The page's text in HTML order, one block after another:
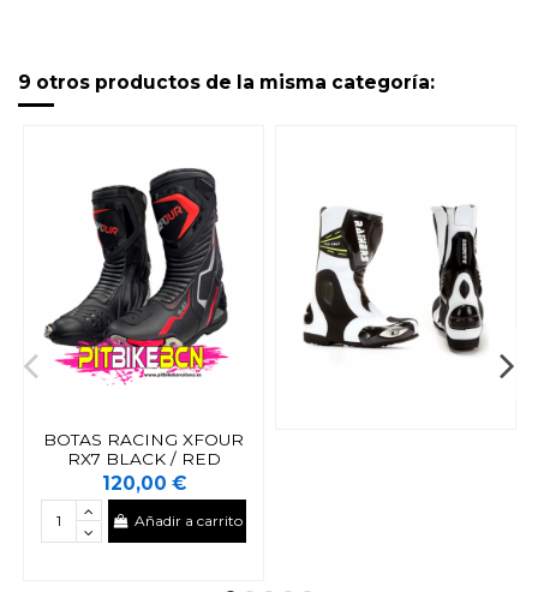
9 otros productos de la misma categoría:
BOTAS RACING XFOUR
RX7 BLACK / RED
120,00 €
Añadir a carrito